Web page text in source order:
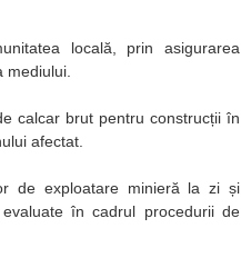
locală, prin asigurarea
calcar brut pentru construcții în
afectat.
de exploatare minieră la zi și
în cadrul procedurii de